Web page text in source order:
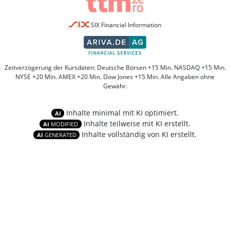
SIX Financial Information
Zeitverzögerung der Kursdaten: Deutsche Börsen +15 Min. NASDAQ +15 Min.
NYSE +20 Min. AMEX +20 Min. Dow Jones +15 Min. Alle Angaben ohne
Gewähr.
AI Inhalte minimal mit KI optimiert.
AI MODIFIED Inhalte teilweise mit KI erstellt.
AI GENERATED Inhalte vollständig von KI erstellt.